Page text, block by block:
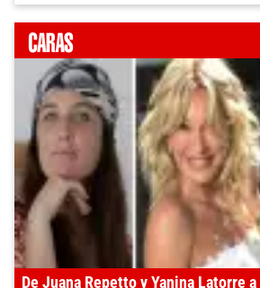
De Juana Repetto y Yanina Latorre